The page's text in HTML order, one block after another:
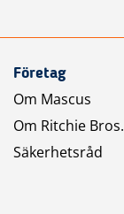
Företag
Om Mascus
Om Ritchie Bros.
Säkerhetsråd